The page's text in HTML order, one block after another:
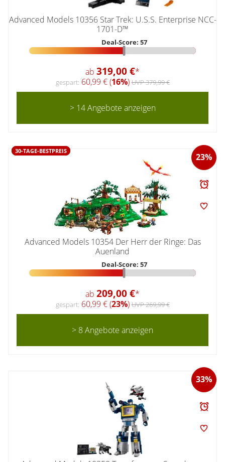
Advanced Models 10356 Star Trek: U.S.S. Enterprise NCC-
1701-D™
Deal-Score: 57
ab 319,00 €*
gespart: 60,99 € (16%)UVP 379,99 €
> 14 Angebote anzeigen
23%
30-TAGE-BESTPREIS
Advanced Models 10354 Der Herr der Ringe: Das
Auenland
Deal-Score: 57
ab 209,00 €*
gespart: 60,99 € (23%)UVP 269,99 €
> 8 Angebote anzeigen
33%